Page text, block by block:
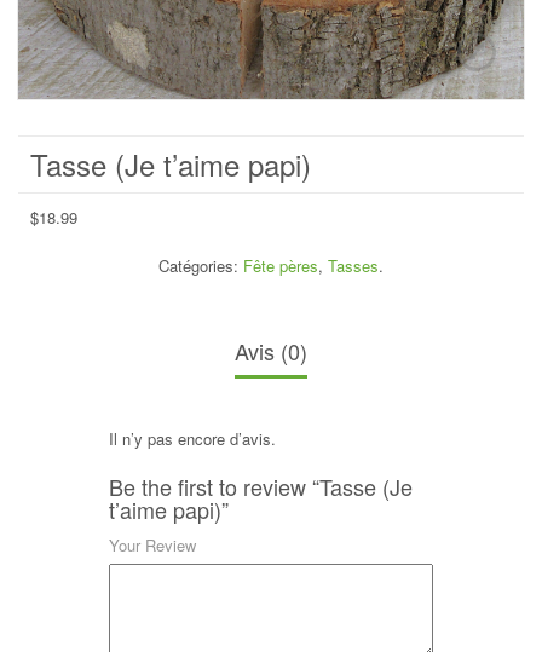
Tasse (Je t’aime papi)
$18.99
Catégories: Fête pères, Tasses.
Avis (0)
Il n’y pas encore d’avis.
Be the first to review “Tasse (Je
t’aime papi)”
Your Review